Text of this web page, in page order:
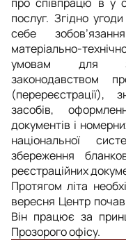
послуг. Згідно
себе
матеріально-
умовам для
законодавством
(перереєстрації),
засобів,
документів і
національної
збереження
реєстраційних
Протягом літа
вересня Центр
Він працює за
Прозорого офісу.